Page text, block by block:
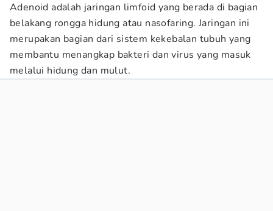
Adenoid adalah jaringan limfoid yang berada di bagian
belakang rongga hidung atau nasofaring. Jaringan ini
merupakan bagian dari sistem kekebalan tubuh yang
membantu menangkap bakteri dan virus yang masuk
melalui hidung dan mulut.